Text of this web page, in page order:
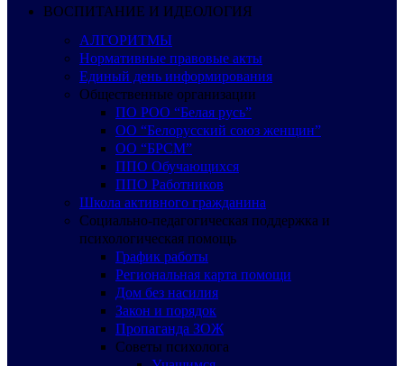
ВОСПИТАНИЕ И ИДЕОЛОГИЯ
АЛГОРИТМЫ
Нормативные правовые акты
Единый день информирования
Общественные организации
ПО РОО “Белая русь”
ОО “Белорусский союз женщин”
ОО “БРСМ”
ППО Обучающихся
ППО Работников
Школа активного гражданина
Социально-педагогическая поддержка и
психологическая помощь
График работы
Региональная карта помощи
Дом без насилия
Закон и порядок
Пропаганда ЗОЖ
Советы психолога